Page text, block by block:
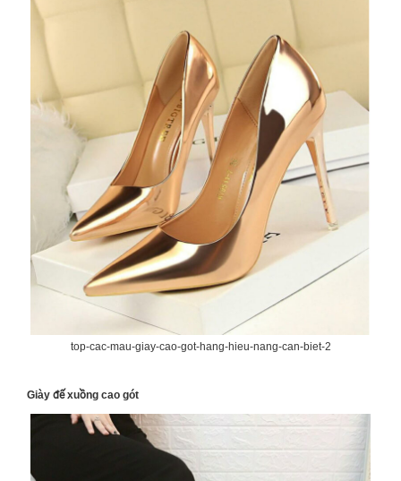
top-cac-mau-giay-cao-got-hang-hieu-nang-can-biet-2
Giày đế xuồng cao gót